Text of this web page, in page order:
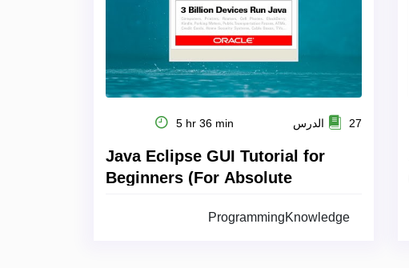
27 الدرس 5 hr 36 min
Java Eclipse GUI Tutorial for
Beginners (For Absolute
ProgrammingKnowledge